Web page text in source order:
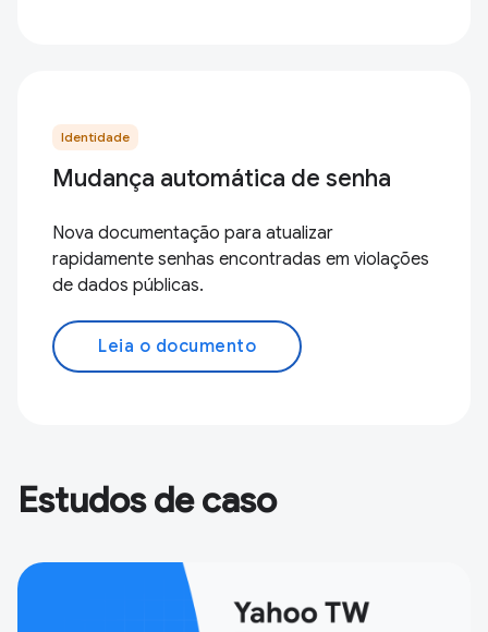
Identidade
Mudança automática de senha
Nova documentação para atualizar
rapidamente senhas encontradas em violações
de dados públicas.
Leia o documento
Estudos de caso